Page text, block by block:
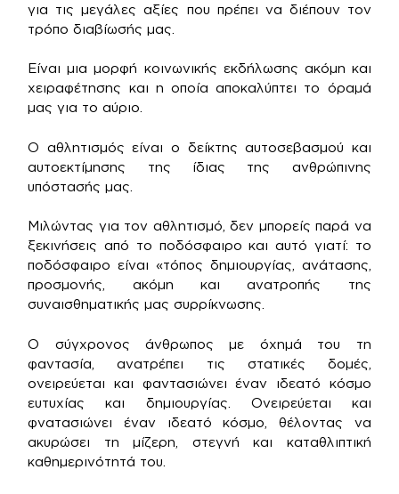
για τις μεγάλες αξίες που πρέπει να διέπουν τον
τρόπο διαβίωσής μας.
Είναι μια μορφή κοινωνικής εκδήλωσης ακόμη και
χειραφέτησης και η οποία αποκαλύπτει το όραμά
μας για το αύριο.
Ο αθλητισμός είναι ο δείκτης αυτοσεβασμού και
αυτοεκτίμησης της ίδιας της ανθρώπινης
υπόστασής μας.
Μιλώντας για τον αθλητισμό, δεν μπορείς παρά να
ξεκινήσεις από το ποδόσφαιρο και αυτό γιατί: το
ποδόσφαιρο είναι «τόπος δημιουργίας, ανάτασης,
προσμονής, ακόμη και ανατροπής της
συναισθηματικής μας συρρίκνωσης.
Ο σύγχρονος άνθρωπος με όχημά του τη
φαντασία, ανατρέπει τις στατικές δομές,
ονειρεύεται και φαντασιώνει έναν ιδεατό κόσμο
ευτυχίας και δημιουργίας. Ονειρεύεται και
φνατασιώνει έναν ιδεατό κόσμο, θέλοντας να
ακυρώσει τη μίζερη, στεγνή και καταθλιπτική
καθημερινότητά του.